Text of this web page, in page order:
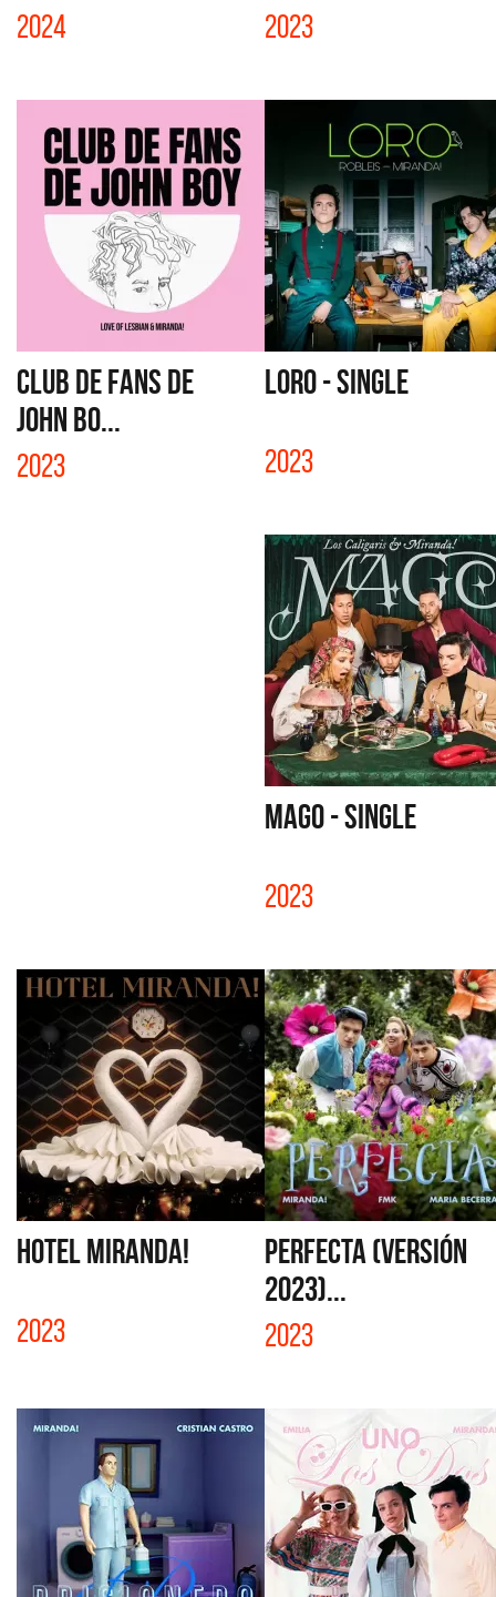
2024 2023
CLUB DE FANS DE
JOHN BO...
2023
LORO - SINGLE
2023
MAGO - SINGLE
2023
HOTEL MIRANDA!
2023
PERFECTA (VERSIÓN
2023)...
2023